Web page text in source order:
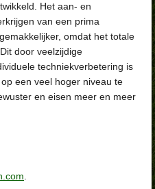
Het aan- en
van een prima
omdat het totale
door veelzijdige
techniekverbetering is
een veel hoger niveau te
en eisen meer en meer